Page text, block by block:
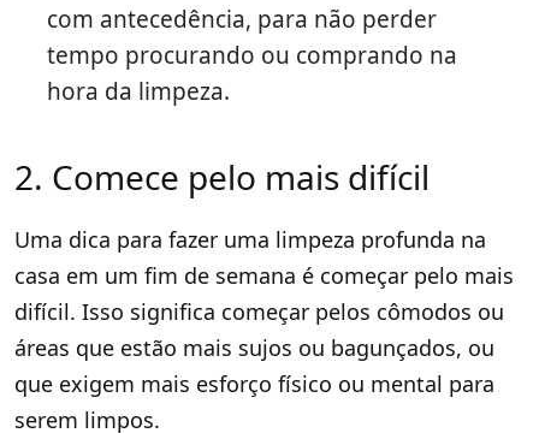
com antecedência, para não perder
tempo procurando ou comprando na
hora da limpeza.
2. Comece pelo mais difícil
Uma dica para fazer uma limpeza profunda na
casa em um fim de semana é começar pelo mais
difícil. Isso significa começar pelos cômodos ou
áreas que estão mais sujos ou bagunçados, ou
que exigem mais esforço físico ou mental para
serem limpos.